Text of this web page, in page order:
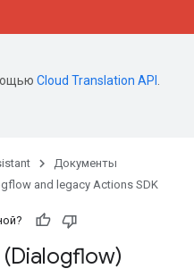
Cloud Translation API
Документы
and legacy Actions SDK